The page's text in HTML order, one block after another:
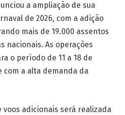
a ampliação de sua
de 2026, com a adição
mais de 19.000 assentos
nacionais. As operações
o período de 11 a 18 de
a alta demanda da
adicionais será realizada